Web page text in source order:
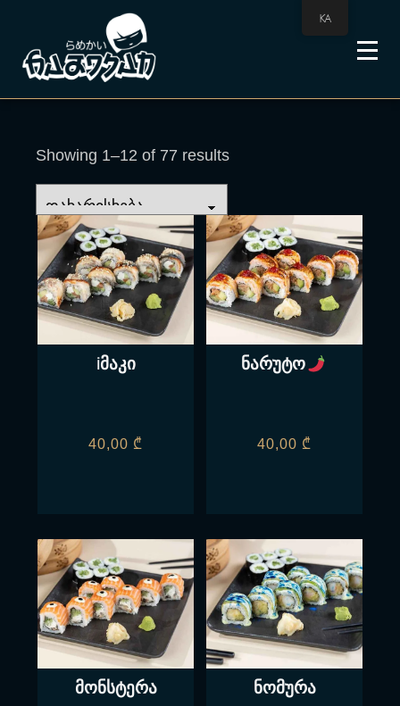
Showing 1–12 of 77 results
iმაკი
40,00 ₾
ნარუტო
40,00 ₾
მონსტერა ნომურა
KA